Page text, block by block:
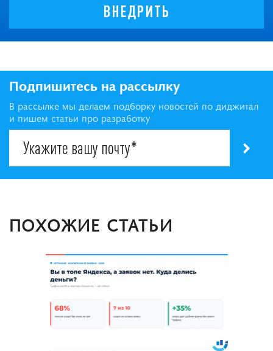
ВНЕДРИТЬ
Подпишитесь на рассылку
В рассылке мы делаем подборку новостей по диджитал
и пишем статьи про разработку
ПОХОЖИЕ СТАТЬИ